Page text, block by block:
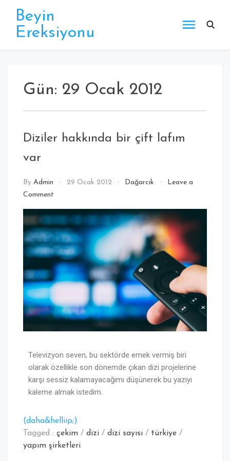
Beyin
Ereksiyonu
Gün: 29 Ocak 2012
Diziler hakkında bir çift lafım
var
By Admin 29 Ocak 2012 Dağarcık
Leave a
Comment
Televizyon seven, bu sektörde emek vermiş biri
olarak özellikle son dönemde çıkan dizi projelerine
karşı sessiz kalamayacağımı düşünerek bu yazıyı
kaleme almak istedim.
(daha&helliip;)
Tagged : çekim / dizi / dizi sayısı / türkiye /
yapım şirketleri